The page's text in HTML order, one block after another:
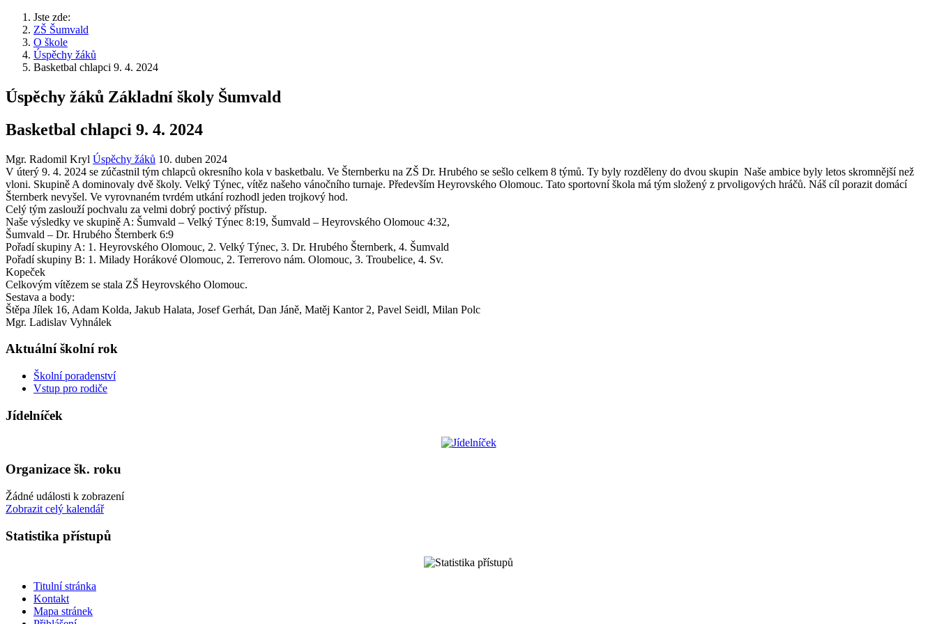
Jste zde:
ZŠ Šumvald
O škole
Úspěchy žáků
Basketbal chlapci 9. 4. 2024
Úspěchy žáků Základní školy Šumvald
Basketbal chlapci 9. 4. 2024
Mgr. Radomil Kryl Úspěchy žáků 10. duben 2024
V úterý 9. 4. 2024 se zúčastnil tým chlapců okresního kola v basketbalu. Ve Šternberku na ZŠ Dr. Hrubého se sešlo celkem 8 týmů. Ty byly rozděleny do dvou skupin Naše ambice byly letos skromnější než
vloni. Skupině A dominovaly dvě školy. Velký Týnec, vítěz našeho vánočního turnaje. Především Heyrovského Olomouc. Tato sportovní škola má tým složený z prvoligových hráčů. Náš cíl porazit domácí
Šternberk nevyšel. Ve vyrovnaném tvrdém utkání rozhodl jeden trojkový hod.
Celý tým zaslouží pochvalu za velmi dobrý poctivý přístup.
Naše výsledky ve skupině A: Šumvald – Velký Týnec 8:19, Šumvald – Heyrovského Olomouc 4:32,
Šumvald – Dr. Hrubého Šternberk 6:9
Pořadí skupiny A: 1. Heyrovského Olomouc, 2. Velký Týnec, 3. Dr. Hrubého Šternberk, 4. Šumvald
Pořadí skupiny B: 1. Milady Horákové Olomouc, 2. Terrerovo nám. Olomouc, 3. Troubelice, 4. Sv.
Kopeček
Celkovým vítězem se stala ZŠ Heyrovského Olomouc.
Sestava a body:
Štěpa Jílek 16, Adam Kolda, Jakub Halata, Josef Gerhát, Dan Jáně, Matěj Kantor 2, Pavel Seidl, Milan Polc
Mgr. Ladislav Vyhnálek
Aktuální školní rok
Školní poradenství
Vstup pro rodiče
Jídelníček
Organizace šk. roku
Žádné události k zobrazení
Zobrazit celý kalendář
Statistika přístupů
Titulní stránka
Kontakt
Mapa stránek